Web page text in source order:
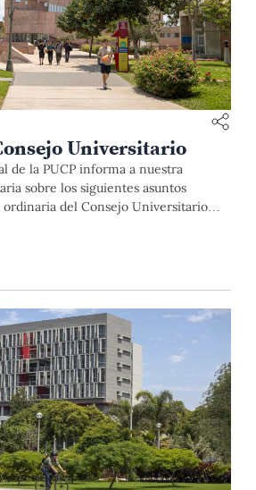
Universitario
de la PUCP informa a nuestra
sobre los siguientes asuntos
ordinaria del Consejo Universitario
22 de abril de 2026: La